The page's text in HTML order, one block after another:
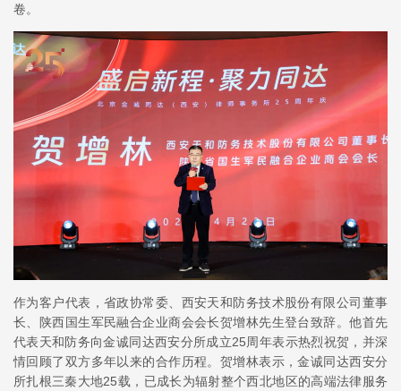
卷。
作为客户代表，省政协常委、西安天和防务技术股份有限公司董事
长、陕西国生军民融合企业商会会长贺增林先生登台致辞。他首先
代表天和防务向金诚同达西安分所成立25周年表示热烈祝贺，并深
情回顾了双方多年以来的合作历程。贺增林表示，金诚同达西安分
所扎根三秦大地25载，已成长为辐射整个西北地区的高端法律服务